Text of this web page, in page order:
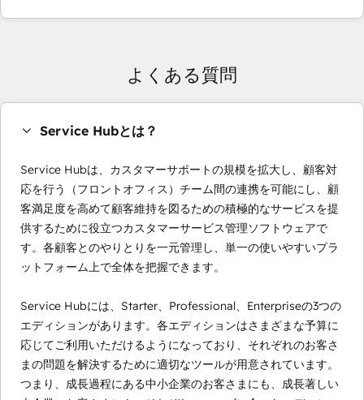
よくある質問
Service Hubとは？
Service Hubは、カスタマーサポートの規模を拡大し、顧客対
応を行う（フロントオフィス）チーム間の連携を可能にし、顧
客満足度を高めて顧客維持を図るための積極的なサービスを提
供するために役立つカスタマーサービス管理ソフトウェアで
す。各顧客とのやりとりを一元管理し、単一の使いやすいプラ
ットフォーム上で全体を把握できます。
Service Hubには、Starter、Professional、Enterpriseの3つの
エディションがあります。各エディションはさまざまな予算に
応じてご利用いただけるようになっており、それぞれのお客さ
まの問題を解決するために適切なツールが用意されています。
つまり、成長過程にある中小企業のお客さまにも、成長著しい